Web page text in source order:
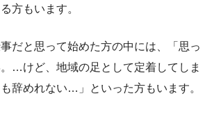
方もいます。
だと思って始めた方の中には、「思っ
…けど、地域の足として定着してしま
辞めれない…」といった方もいます。